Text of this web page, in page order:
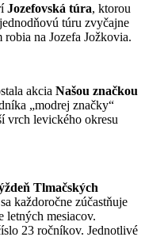
Jozefovská túra, ktorou
túru zvyčajne
na Jozefa Jožkovia.
akcia Našou značkou
„modrej značky“
vrch levického okresu
Tlmačských
každoročne zúčastňuje
letných mesiacov.
23 ročníkov. Jednotlivé